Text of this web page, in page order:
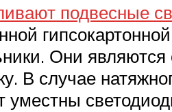
подвесные
Они
В случае
уместны